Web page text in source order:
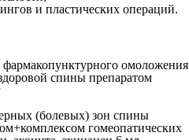
и пластических операций.
омоложения
спины препаратом
(болевых) зон спины
гомеопатических